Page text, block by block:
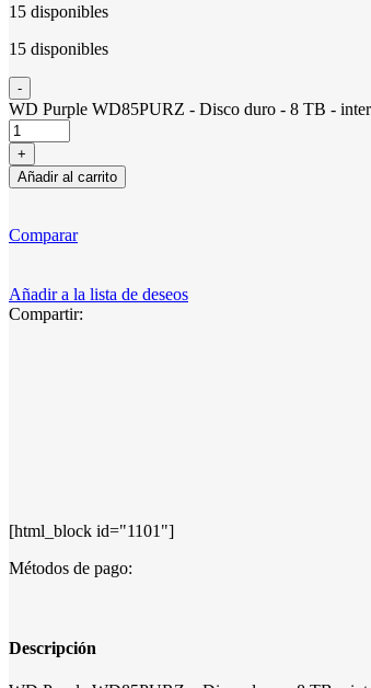
15 disponibles
15 disponibles
WD Purple WD85PURZ - Disco duro - 8 TB -
Añadir al carrito
Comparar
Añadir a la lista de deseos
Compartir:
[html_block id="1101"]
Métodos de pago:
Descripción